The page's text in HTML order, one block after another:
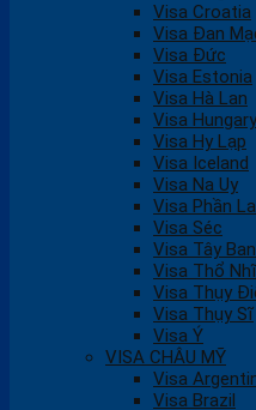
Visa Croatia
Visa Đan
Visa Đức
Visa Estonia
Visa Hà Lan
Visa Hungary
Visa Hy Lạp
Visa Iceland
Visa Na Uy
Visa Phần
Visa Séc
Visa Tây
Visa Thổ
Visa Thụy
Visa Thụy Sĩ
Visa Ý
VISA CHÂU MỸ
Visa
Visa Brazil